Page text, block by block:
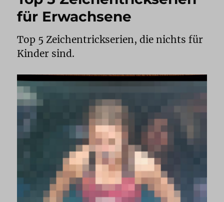
für Erwachsene
Top 5 Zeichentrickserien, die nichts für
Kinder sind.